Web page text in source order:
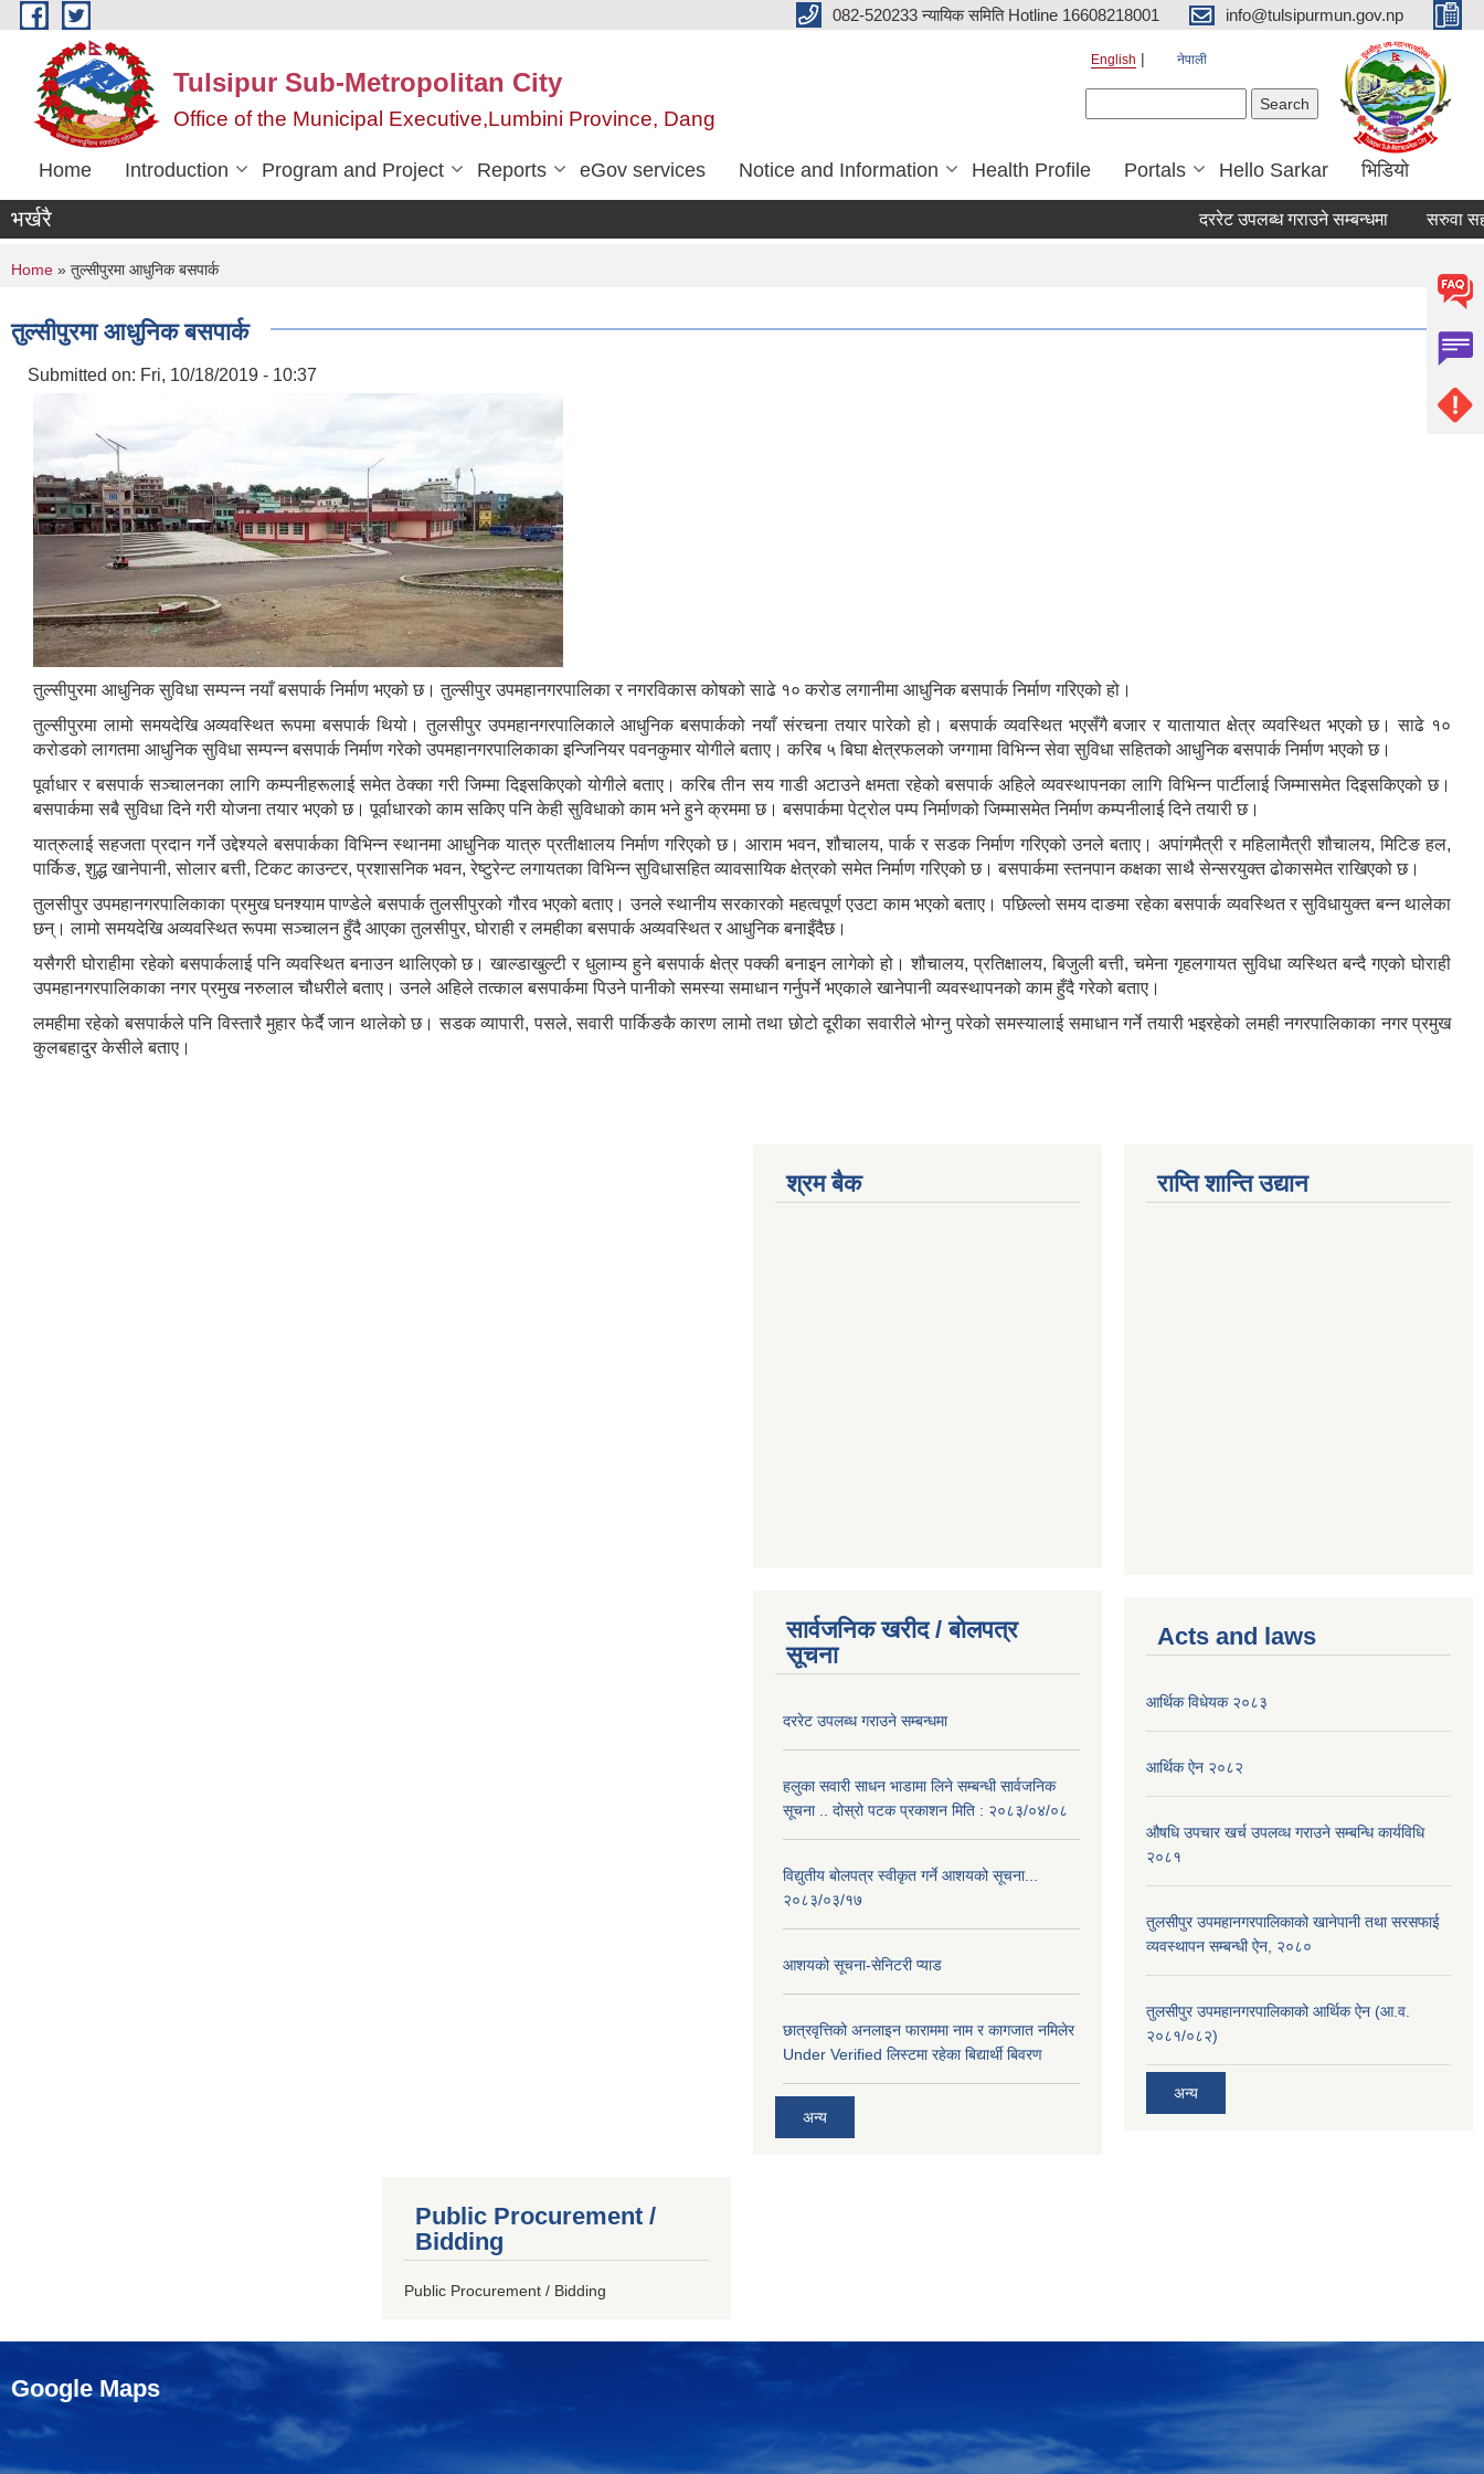
Skip to main content 082-520233 न्यायिक समिति Hotline 16608218001 info@tulsipurmun.gov.np
Tulsipur Sub-Metropolitan City
Office of the Municipal Executive,Lumbini Province, Dang
English नेपाली
Home Introduction Program and Project Reports eGov services Notice and Information Health Profile Portals Hello Sarkar भिडियो
भर्खरै दररेट उपलब्ध गराउने सम्बन्धमा सरुवा
You are here
Home » तुल्सीपुरमा आधुनिक बसपार्क
तुल्सीपुरमा आधुनिक बसपार्क
Submitted on: Fri, 10/18/2019 - 10:37
तुल्सीपुरमा आधुनिक सुविधा सम्पन्न नयाँ बसपार्क निर्माण भएको छ। तुल्सीपुर उपमहानगरपालिका र नगरविकास कोषको साढे १० करोड लगानीमा आधुनिक बसपार्क निर्माण गरिएको हो।
तुल्सीपुरमा लामो समयदेखि अव्यवस्थित रूपमा बसपार्क थियो। तुलसीपुर उपमहानगरपालिकाले आधुनिक बसपार्कको नयाँ संरचना तयार पारेको हो। बसपार्क व्यवस्थित भएसँगै बजार र यातायात क्षेत्र व्यवस्थित भएको छ। साढे १०
करोडको लागतमा आधुनिक सुविधा सम्पन्न बसपार्क निर्माण गरेको उपमहानगरपालिकाका इन्जिनियर पवनकुमार योगीले बताए। करिब ५ बिघा क्षेत्रफलको जग्गामा विभिन्न सेवा सुविधा सहितको आधुनिक बसपार्क निर्माण भएको छ।
पूर्वाधार र बसपार्क सञ्चालनका लागि कम्पनीहरूलाई समेत ठेक्का गरी जिम्मा दिइसकिएको योगीले बताए। करिब तीन सय गाडी अटाउने क्षमता रहेको बसपार्क अहिले व्यवस्थापनका लागि विभिन्न पार्टीलाई जिम्मासमेत दिइसकिएको छ।
बसपार्कमा सबै सुविधा दिने गरी योजना तयार भएको छ। पूर्वाधारको काम सकिए पनि केही सुविधाको काम भने हुने क्रममा छ। बसपार्कमा पेट्रोल पम्प निर्माणको जिम्मासमेत निर्माण कम्पनीलाई दिने तयारी छ।
यात्रुलाई सहजता प्रदान गर्ने उद्देश्यले बसपार्कका विभिन्न स्थानमा आधुनिक यात्रु प्रतीक्षालय निर्माण गरिएको छ। आराम भवन, शौचालय, पार्क र सडक निर्माण गरिएको उनले बताए। अपांगमैत्री र महिलामैत्री शौचालय, मिटिङ हल,
पार्किङ, शुद्ध खानेपानी, सोलार बत्ती, टिकट काउन्टर, प्रशासनिक भवन, रेष्टुरेन्ट लगायतका विभिन्न सुविधासहित व्यावसायिक क्षेत्रको समेत निर्माण गरिएको छ। बसपार्कमा स्तनपान कक्षका साथै सेन्सरयुक्त ढोकासमेत राखिएको छ।
तुलसीपुर उपमहानगरपालिकाका प्रमुख घनश्याम पाण्डेले बसपार्क तुलसीपुरको गौरव भएको बताए। उनले स्थानीय सरकारको महत्वपूर्ण एउटा काम भएको बताए। पछिल्लो समय दाङमा रहेका बसपार्क व्यवस्थित र सुविधायुक्त बन्न थालेका
छन्। लामो समयदेखि अव्यवस्थित रूपमा सञ्चालन हुँदै आएका तुलसीपुर, घोराही र लमहीका बसपार्क अव्यवस्थित र आधुनिक बनाइँदैछ।
यसैगरी घोराहीमा रहेको बसपार्कलाई पनि व्यवस्थित बनाउन थालिएको छ। खाल्डाखुल्टी र धुलाम्य हुने बसपार्क क्षेत्र पक्की बनाइन लागेको हो। शौचालय, प्रतिक्षालय, बिजुली बत्ती, चमेना गृहलगायत सुविधा व्यस्थित बन्दै गएको घोराही
उपमहानगरपालिकाका नगर प्रमुख नरुलाल चौधरीले बताए। उनले अहिले तत्काल बसपार्कमा पिउने पानीको समस्या समाधान गर्नुपर्ने भएकाले खानेपानी व्यवस्थापनको काम हुँदै गरेको बताए।
लमहीमा रहेको बसपार्कले पनि विस्तारै मुहार फेर्दै जान थालेको छ। सडक व्यापारी, पसले, सवारी पार्किङकै कारण लामो तथा छोटो दूरीका सवारीले भोग्नु परेको समस्यालाई समाधान गर्ने तयारी भइरहेको लमही नगरपालिकाका नगर प्रमुख
कुलबहादुर केसीले बताए।
श्रम बैक
सार्वजनिक खरीद / बोलपत्र
सूचना
दररेट उपलब्ध गराउने सम्बन्धमा
हलुका सवारी साधन भाडामा लिने सम्बन्धी सार्वजनिक
सूचना .. दोस्रो पटक प्रकाशन मिति : २०८३/०४/०८
विद्युतीय बोलपत्र स्वीकृत गर्ने आशयको सूचना...
२०८३/०३/१७
आशयको सूचना-सेनिटरी प्याड
छात्रवृत्तिको अनलाइन फाराममा नाम र कागजात नमिलेर
Under Verified लिस्टमा रहेका बिद्यार्थी बिवरण
अन्य
राप्ति शान्ति उद्यान
Acts and laws
आर्थिक विधेयक २०८३
आर्थिक ऐन २०८२
औषधि उपचार खर्च उपलव्ध गराउने सम्बन्धि कार्यविधि
२०८१
तुलसीपुर उपमहानगरपालिकाको खानेपानी तथा सरसफाई
व्यवस्थापन सम्बन्धी ऐन, २०८०
तुलसीपुर उपमहानगरपालिकाको आर्थिक ऐन (आ.व.
२०८१/०८२)
अन्य
Public Procurement /
Bidding
Public Procurement / Bidding
Google Maps